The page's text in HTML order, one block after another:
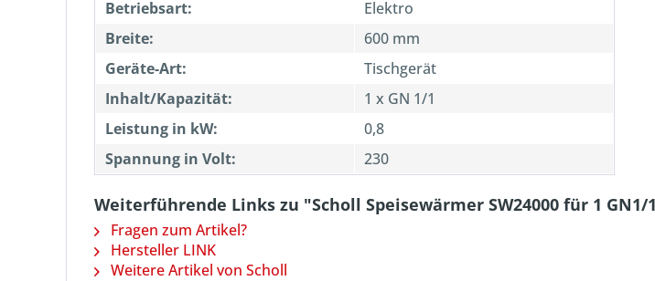
Betriebsart:
Elektro
Breite:
600 mm
Geräte-Art:
Tischgerät
Inhalt/Kapazität:
1 x GN 1/1
Leistung in kW:
0,8
Spannung in Volt:
230
Weiterführende Links zu "Scholl Speisewärmer SW24000 für 1 GN1/
Fragen zum Artikel?
Hersteller LINK
Weitere Artikel von Scholl